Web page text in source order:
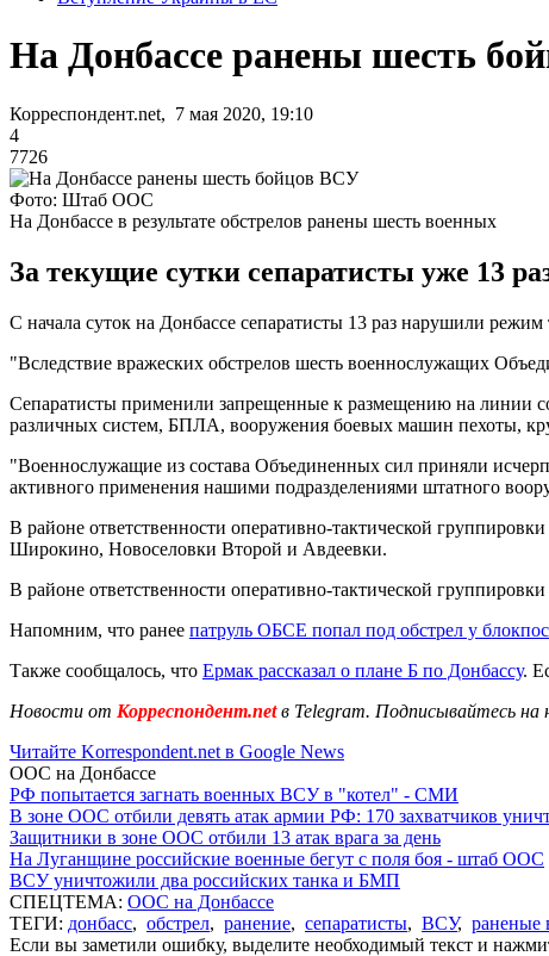
На Донбассе ранены шесть
Корреспондент.net, 7 мая 2020, 19:10
4
7726
Фото: Штаб ООС
На Донбассе в результате обстрелов ранены шесть военных
За текущие сутки сепаратисты уже 13
С начала суток на Донбассе сепаратисты 13 раз нарушили
"Вследствие вражеских обстрелов шесть военнослужащих
Сепаратисты применили запрещенные к размещению на линии
различных систем, БПЛА, вооружения боевых машин пехоты,
"Военнослужащие из состава Объединенных сил приняли
активного применения нашими подразделениями штатного
В районе ответственности оперативно-тактической
Широкино, Новоселовки Второй и Авдеевки.
В районе ответственности оперативно-тактической
Напомним, что ранее патруль ОБСЕ попал под обстрел у
Также сообщалось, что Ермак рассказал о плане Б по Донбассу.
Новости от Корреспондент.netв Telegram. Подписывайтесь на
Читайте Korrespondent.net в Google News
ООС на Донбассе
РФ попытается загнать военных ВСУ в "котел" - СМИ
В зоне ООС отбили девять атак армии РФ: 170 захватчиков
Защитники в зоне ООС отбили 13 атак врага за день
На Луганщине российские военные бегут с поля боя - штаб ООС
ВСУ уничтожили два российских танка и БМП
СПЕЦТЕМА: ООС на Донбассе
ТЕГИ: донбасс, обстрел, ранение, сепаратисты, ВСУ,
Если вы заметили ошибку, выделите необходимый текст и